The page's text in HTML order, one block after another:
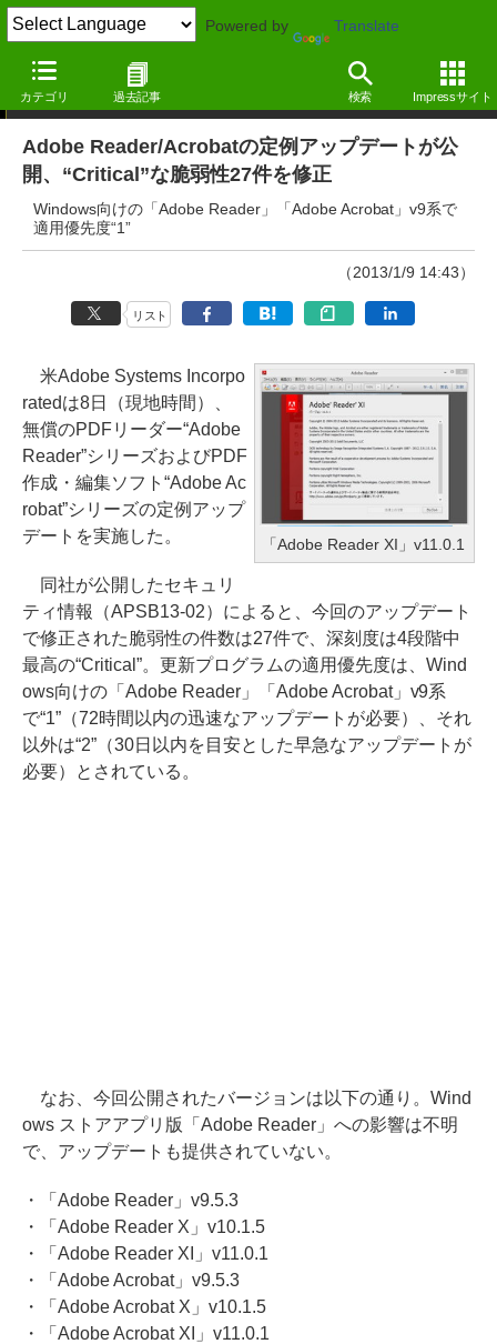
Powered by Translate
カテゴリ 過去記事 検索 Impressサイト
ニュース
Adobe Reader/Acrobatの定例アップデートが公
開、“Critical”な脆弱性27件を修正
Windows向けの「Adobe Reader」「Adobe Acrobat」v9系で
適用優先度“1”
（2013/1/9 14:43）
リスト
「Adobe Reader XI」v11.0.1
米Adobe Systems Incorpo
ratedは8日（現地時間）、
無償のPDFリーダー“Adobe
Reader”シリーズおよびPDF
作成・編集ソフト“Adobe Ac
robat”シリーズの定例アップ
デートを実施した。
同社が公開したセキュリ
ティ情報（APSB13-02）によると、今回のアップデート
で修正された脆弱性の件数は27件で、深刻度は4段階中
最高の“Critical”。更新プログラムの適用優先度は、Wind
ows向けの「Adobe Reader」「Adobe Acrobat」v9系
で“1”（72時間以内の迅速なアップデートが必要）、それ
以外は“2”（30日以内を目安とした早急なアップデートが
必要）とされている。
なお、今回公開されたバージョンは以下の通り。Wind
ows ストアアプリ版「Adobe Reader」への影響は不明
で、アップデートも提供されていない。
・「Adobe Reader」v9.5.3
・「Adobe Reader X」v10.1.5
・「Adobe Reader XI」v11.0.1
・「Adobe Acrobat」v9.5.3
・「Adobe Acrobat X」v10.1.5
・「Adobe Acrobat XI」v11.0.1